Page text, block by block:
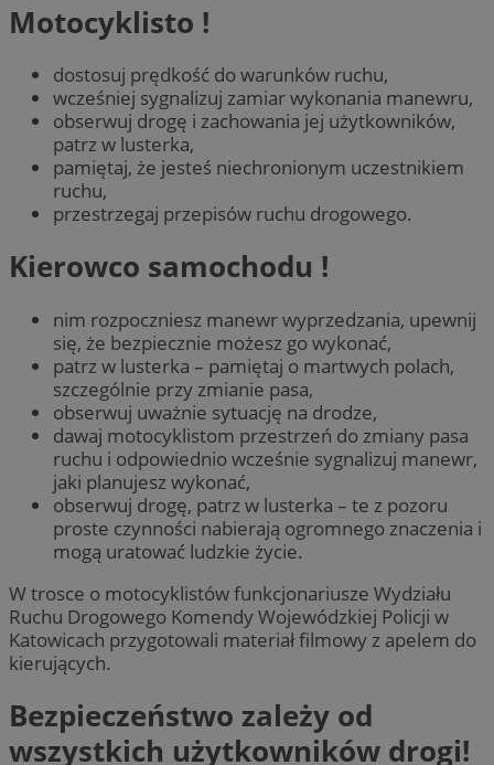
Motocyklisto !
dostosuj prędkość do warunków ruchu,
wcześniej sygnalizuj zamiar wykonania manewru,
obserwuj drogę i zachowania jej użytkowników,
patrz w lusterka,
pamiętaj, że jesteś niechronionym uczestnikiem
ruchu,
przestrzegaj przepisów ruchu drogowego.
Kierowco samochodu !
nim rozpoczniesz manewr wyprzedzania, upewnij
się, że bezpiecznie możesz go wykonać,
patrz w lusterka – pamiętaj o martwych polach,
szczególnie przy zmianie pasa,
obserwuj uważnie sytuację na drodze,
dawaj motocyklistom przestrzeń do zmiany pasa
ruchu i odpowiednio wcześnie sygnalizuj manewr,
jaki planujesz wykonać,
obserwuj drogę, patrz w lusterka – te z pozoru
proste czynności nabierają ogromnego znaczenia i
mogą uratować ludzkie życie.
W trosce o motocyklistów funkcjonariusze Wydziału
Ruchu Drogowego Komendy Wojewódzkiej Policji w
Katowicach przygotowali materiał filmowy z apelem do
kierujących.
Bezpieczeństwo zależy od
wszystkich użytkowników drogi!